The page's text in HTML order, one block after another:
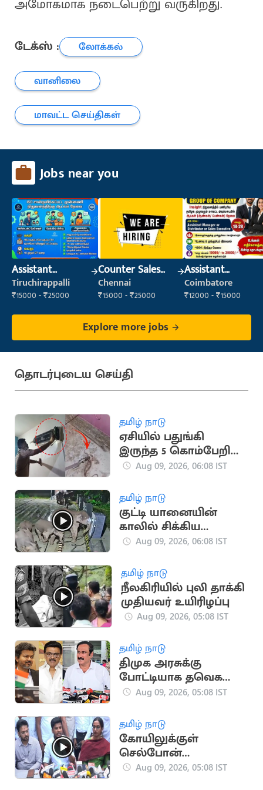
அமோகமாக நடைபெற்று வருகிறது.
டேக்ஸ் :
லோக்கல்
வானிலை
மாவட்ட செய்திகள்
Jobs near you
Assistant
Manager
Tiruchirappalli
₹15000 - ₹25000
Counter Sales
Executive (Retail
Sales)
Chennai
₹15000 - ₹25000
Assistant
Manager
Coimbatore
₹12000 - ₹15000
Explore more jobs
தொடர்புடைய செய்தி
தமிழ் நாடு
ஏசியில் பதுங்கி
இருந்த 5 கொம்பேறி
மூக்கன் பாம்புகள்
Aug 09, 2026, 06:08 IST
தமிழ் நாடு
குட்டி யானையின்
காலில் சிக்கிய
கேபிள்.. தாய்
வீடியோ
Aug 09, 2026, 06:08 IST
தமிழ் நாடு
நீலகிரியில் புலி தாக்கி
முதியவர் உயிரிழப்பு
Aug 09, 2026, 05:08 IST
தமிழ் நாடு
திமுக அரசுக்கு
போட்டியாக தவெக
அரசும்.. - அன்புமணி
Aug 09, 2026, 05:08 IST
தமிழ் நாடு
கோயிலுக்குள்
செல்போன்
தேவையற்ற ஒன்று -
Aug 09, 2026, 05:08 IST